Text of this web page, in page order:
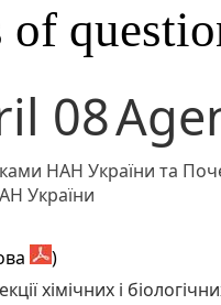
of
08
НАН України та
України
)
хімічних і